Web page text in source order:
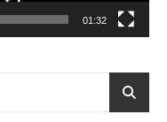
01:32